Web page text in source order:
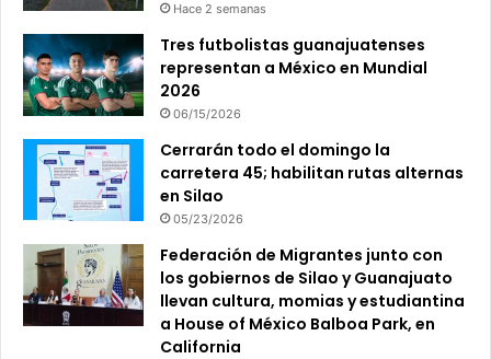
Hace 2 semanas
Tres futbolistas guanajuatenses
representan a México en Mundial
2026
06/15/2026
Cerrarán todo el domingo la
carretera 45; habilitan rutas alternas
en Silao
05/23/2026
Federación de Migrantes junto con
los gobiernos de Silao y Guanajuato
llevan cultura, momias y estudiantina
a House of México Balboa Park, en
California